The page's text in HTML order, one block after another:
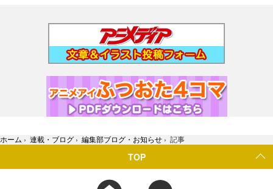
ホーム › 連載・ブログ › 編集部ブログ・お知らせ › 記事
TOP